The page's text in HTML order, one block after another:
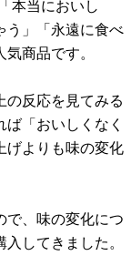
本当においし
う」「永遠に食べ
商品です。
の反応を見てみる
「おいしくなく
げよりも味の変化
で、味の変化につ
してきました。